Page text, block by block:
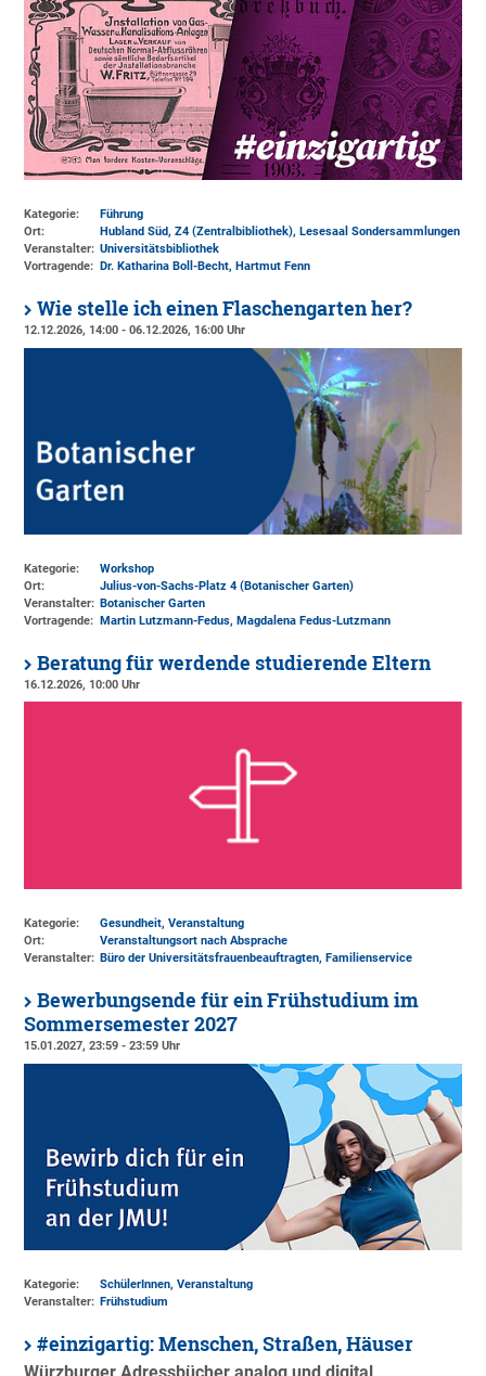
Kategorie:
Führung
Ort:
Hubland Süd, Z4 (Zentralbibliothek), Lesesaal Sondersammlungen
Veranstalter: Universitätsbibliothek
Vortragende:
Dr. Katharina Boll-Becht, Hartmut Fenn
Wie stelle ich einen Flaschengarten her?
12.12.2026, 14:00 - 06.12.2026, 16:00 Uhr
Kategorie:
Workshop
Ort:
Julius-von-Sachs-Platz 4 (Botanischer Garten)
Veranstalter: Botanischer Garten
Vortragende: Martin Lutzmann-Fedus, Magdalena Fedus-Lutzmann
Beratung für werdende studierende Eltern
16.12.2026, 10:00 Uhr
Kategorie:
Gesundheit, Veranstaltung
Ort:
Veranstaltungsort nach Absprache
Veranstalter: Büro der Universitätsfrauenbeauftragten, Familienservice
Bewerbungsende für ein Frühstudium im
Sommersemester 2027
15.01.2027, 23:59 - 23:59 Uhr
Kategorie:
SchülerInnen, Veranstaltung
Veranstalter: Frühstudium
#einzigartig: Menschen, Straßen, Häuser